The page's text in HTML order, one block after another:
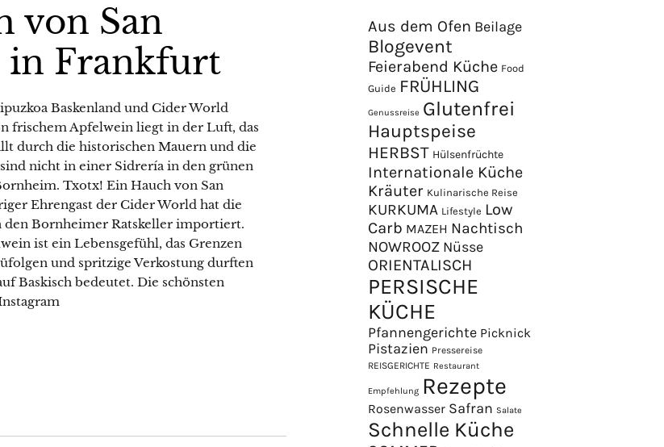
von San
in Frankfurt
Baskenland und Cider World
frischem Apfelwein liegt in der Luft, das
durch die historischen Mauern und die
nicht in einer Sidrería in den grünen
Txotx! Ein Hauch von San
Ehrengast der Cider World hat die
den Bornheimer Ratskeller importiert.
ist ein Lebensgefühl, das Grenzen
und spritzige Verkostung durften
Baskisch bedeutet. Die schönsten
Aus dem Ofen Beilage
Blogevent
Feierabend Küche Food
Guide FRÜHLING
Genussreise Glutenfrei
Hauptspeise
HERBST Hülsenfrüchte
Internationale Küche
Kräuter Kulinarische Reise
KURKUMA Lifestyle Low
Carb MAZEH Nachtisch
NOWROOZ Nüsse
ORIENTALISCH
PERSISCHE
KÜCHE
Pfannengerichte Picknick
Pistazien Pressereise
REISGERICHTE Restaurant
Empfehlung Rezepte
Rosenwasser Safran Salate
Schnelle Küche